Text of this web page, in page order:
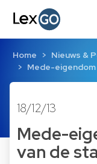
Home
Nieuws &
Mede-
18/12/13
Mede-
van de